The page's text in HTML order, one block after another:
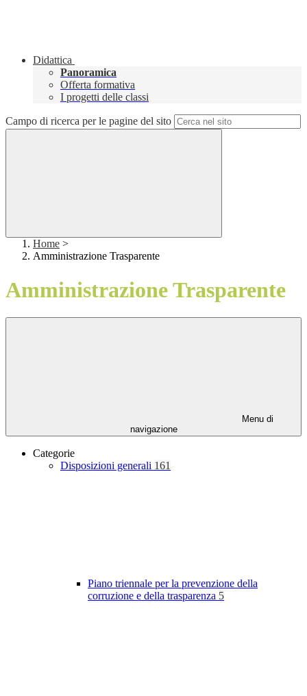
Didattica
Panoramica
Offerta formativa
I progetti delle classi
Campo di ricerca per le pagine del sito
Home >
Amministrazione Trasparente
Amministrazione Trasparente
Menu di
navigazione
Categorie
Disposizioni generali 161
Piano triennale per la prevenzione della
corruzione e della trasparenza 5